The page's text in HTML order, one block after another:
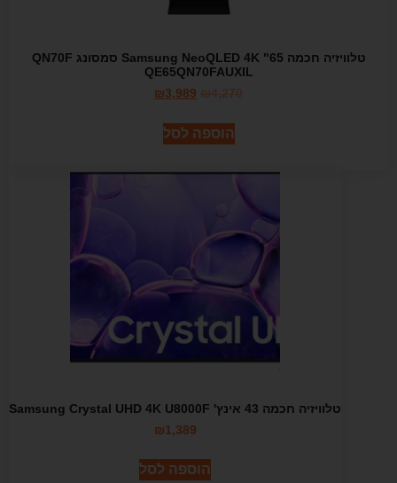
טלוויזיה חכמה 65" NeoQLED 4K ‏Samsung סמסונג QN70F
QE65QN70FAUXIL
₪3,989
הוספה לסל
טלוויזיה חכמה 43 אינץ' Samsung Crystal UHD 4K U8000F
₪1,389
הוספה לסל